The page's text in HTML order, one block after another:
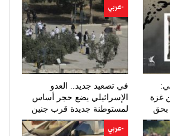
غزة
بحق
-عربي
في تصعيد جديد.. العدو
الإسرائيلي يضع حجر أساس
لمستوطنة جديدة قرب جنين
-عربي